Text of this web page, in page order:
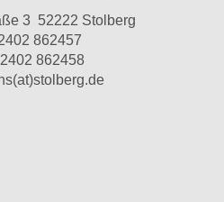
3 52222 Stolberg
862457
862458